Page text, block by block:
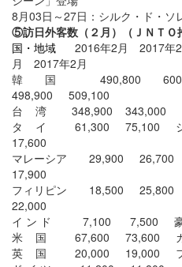
8月03日～27日：シルク・ド・ソ
⑤訪日外客数（２月）（ＪＮＴＯ
国・地域 2016年2月 2017
月 2017年2月
韓 国 490,800
498,900 509,100
台 湾 348,900 343,000
タ イ 61,300 75,100 シ
17,600
マレーシア 29,900
17,900
フィリピン 18,500
22,000
イ ン ド 7,100 7,500
米 国 67,600 73,600
英 国 20,000 19,000